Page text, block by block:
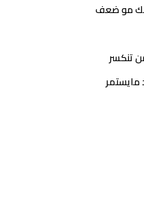
مو ضعف
تنكسر
مايستمر